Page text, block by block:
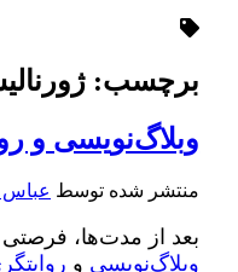
برچسب:
وبلاگ‌نویسی و
منتشر شده توسط عباس
بعد از مدت‌ها، فرصتی
وبلاگ‌نویسی و